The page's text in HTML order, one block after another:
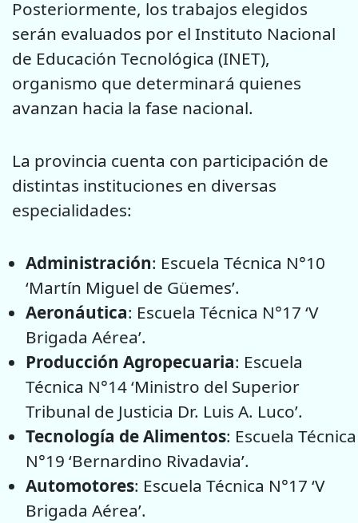
Posteriormente, los trabajos elegidos
serán evaluados por el Instituto Nacional
de Educación Tecnológica (INET),
organismo que determinará quienes
avanzan hacia la fase nacional.
La provincia cuenta con participación de
distintas instituciones en diversas
especialidades:
Administración: Escuela Técnica N°10
‘Martín Miguel de Güemes’.
Aeronáutica: Escuela Técnica N°17 ‘V
Brigada Aérea’.
Producción Agropecuaria: Escuela
Técnica N°14 ‘Ministro del Superior
Tribunal de Justicia Dr. Luis A. Luco’.
Tecnología de Alimentos: Escuela Técnica
N°19 ‘Bernardino Rivadavia’.
Automotores: Escuela Técnica N°17 ‘V
Brigada Aérea’.